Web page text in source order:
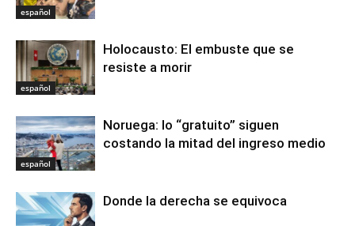
español
español
Holocausto: El embuste que se
resiste a morir
español
Noruega: lo “gratuito” siguen
costando la mitad del ingreso medio
Donde la derecha se equivoca